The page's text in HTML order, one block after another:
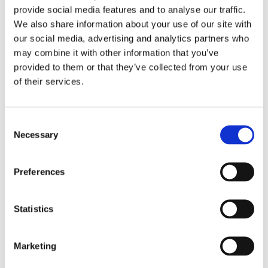
provide social media features and to analyse our traffic.
We also share information about your use of our site with
our social media, advertising and analytics partners who
may combine it with other information that you’ve
provided to them or that they’ve collected from your use
of their services.
Selection
Necessary
Preferences
Statistics
Marketing
Tallink lyfter halvåret trots